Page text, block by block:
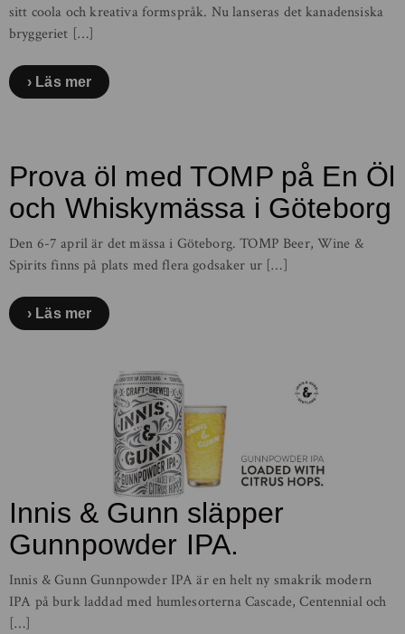
sitt coola och kreativa formspråk. Nu lanseras det kanadensiska
bryggeriet […]
Läs mer
Prova öl med TOMP på En Öl
och Whiskymässa i Göteborg
Den 6-7 april är det mässa i Göteborg. TOMP Beer, Wine &
Spirits finns på plats med flera godsaker ur […]
Läs mer
Innis & Gunn släpper
Gunnpowder IPA.
Innis & Gunn Gunnpowder IPA är en helt ny smakrik modern
IPA på burk laddad med humlesorterna Cascade, Centennial och
[…]